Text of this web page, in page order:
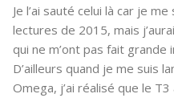
Je l’ai sauté celui là car je
lectures de 2015, mais
qui ne m’ont pas fait grande
D’ailleurs quand je me suis
Omega, j’ai réalisé que le